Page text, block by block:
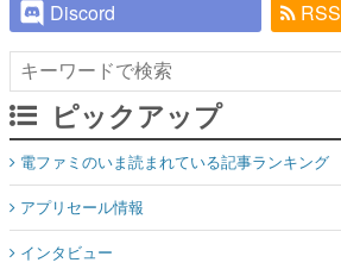
Discord
RSS
ピックアップ
電ファミのいま読まれている記事ランキング
アプリセール情報
インタビュー